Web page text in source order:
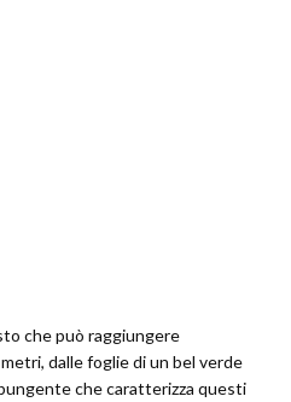
che può raggiungere
dalle foglie di un bel verde
che caratterizza questi